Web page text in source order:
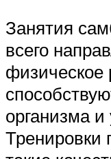
Занятия
всего
физическое
организма
Тренировки